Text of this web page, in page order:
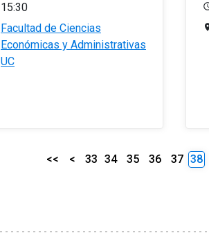
15:30
Facultad de Ciencias
Económicas y Administrativas
UC
<< < 33 34 35 36 37 38